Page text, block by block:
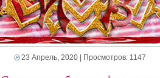
23 Апрель, 2020 | Просмотров: 1147